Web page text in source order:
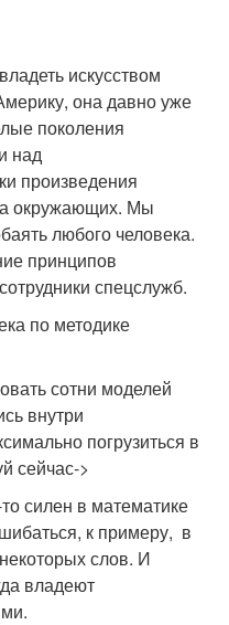
искусством
она давно уже
поколения
над
произведения
окружающих. Мы
любого человека.
принципов
спецслужб.
по методике
сотни моделей
внутри
погрузиться в
сейчас->
силен в математике
к примеру, в
слов. И
владеют